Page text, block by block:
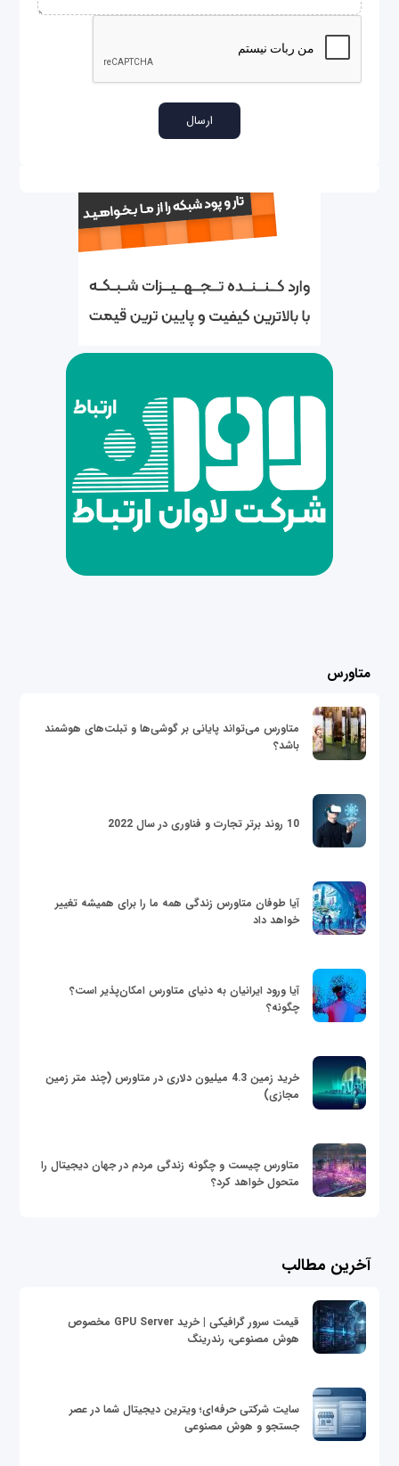
متاورس
متاورس می‌تواند پایانی بر گوشی‌ها و تبلت‌های هوشمند
باشد؟
10 روند برتر تجارت و فناوری در سال 2022
آیا طوفان متاورس زندگی همه ما را برای همیشه تغییر
خواهد داد
آیا ورود ایرانیان به دنیای متاورس امکان‌پذیر است؟
چگونه؟
خرید زمین 4.3 میلیون دلاری در متاورس (چند متر زمین
مجازی)
متاورس چیست و چگونه زندگی مردم در جهان دیجیتال را
متحول خواهد کرد؟
آخرین مطالب
قیمت سرور گرافیکی | خرید GPU Server مخصوص
هوش مصنوعی، رندرینگ
سایت شرکتی حرفه‌ای؛ ویترین دیجیتال شما در عصر
جستجو و هوش مصنوعی